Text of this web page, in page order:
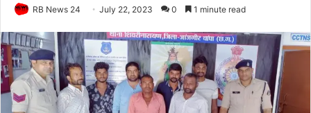
RB News 24 July 22, 2023 0 1 minute read